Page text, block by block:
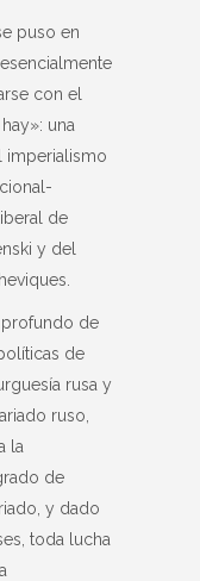
puso en
con el
una
imperialismo
de
y del
profundo de
de
rusa y
ruso,
la
de
y dado
toda lucha